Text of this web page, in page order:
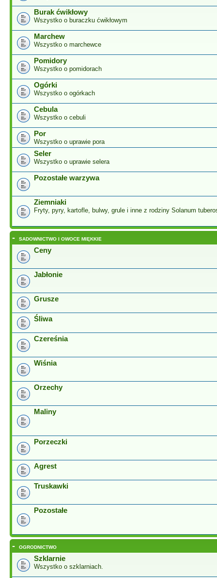
Burak ćwikłowy
Wszystko o buraczku ćwikłowym
Marchew
Wszystko o marchewce
Pomidory
Wszystko o pomidorach
Ogórki
Wszystko o ogórkach
Cebula
Wszystko o cebuli
Por
Wszystko o uprawie pora
Seler
Wszystko o uprawie selera
Pozostałe warzywa
Ziemniaki
Fryty, pyry, kartofle, bulwy, grule i inne z rodziny Solanum
- SADOWNICTWO I OWOCE MIĘKKIE
Ceny
Jabłonie
Grusze
Śliwa
Czereśnia
Wiśnia
Orzechy
Maliny
Porzeczki
Agrest
Truskawki
Pozostałe
- OGRODNICTWO
Szklarnie
Wszystko o szklarniach.